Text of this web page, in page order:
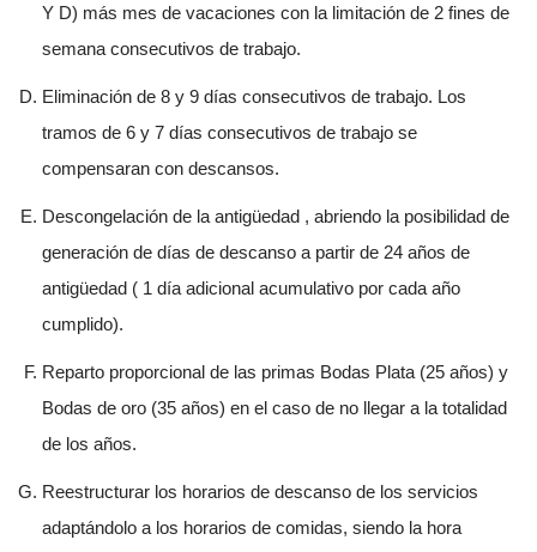
Y D) más mes de vacaciones con la limitación de 2 fines de
semana consecutivos de trabajo.
Eliminación de 8 y 9 días consecutivos de trabajo. Los
tramos de 6 y 7 días consecutivos de trabajo se
compensaran con descansos.
Descongelación de la antigüedad , abriendo la posibilidad de
generación de días de descanso a partir de 24 años de
antigüedad ( 1 día adicional acumulativo por cada año
cumplido).
Reparto proporcional de las primas Bodas Plata (25 años) y
Bodas de oro (35 años) en el caso de no llegar a la totalidad
de los años.
Reestructurar los horarios de descanso de los servicios
adaptándolo a los horarios de comidas, siendo la hora